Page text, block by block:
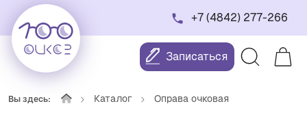
+7 (4842) 277-266
Записаться
Вы здесь: Каталог Оправа очковая